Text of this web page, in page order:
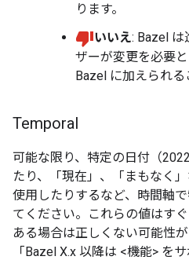
ります。
いいえ: Bazel は
ザーが変更を必要
Bazel に加えられる
Temporal
可能な限り、特定の日付（
たり、「現在」、「まもなく
使用したりするなど、時間軸
てください。これらの値はす
ある場合は正しくない可能性が
「Bazel X.x 以降は <機能> を